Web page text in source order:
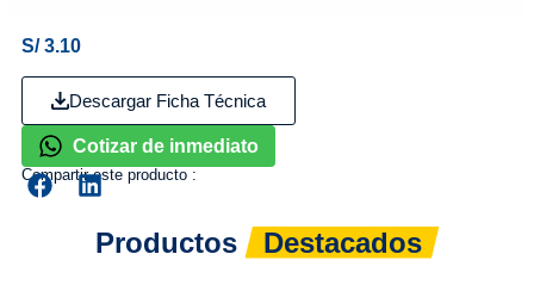
S/3.10
Descargar Ficha Técnica
Cotizar de inmediato
Compartir este producto :
Productos Destacados